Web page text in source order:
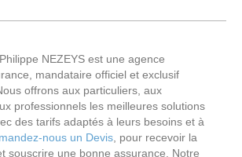
NEZEYS est une agence
mandataire officiel et exclusif
offrons aux particuliers, aux
professionnels les meilleures solutions
des tarifs adaptés à leurs besoins et à
nous un Devis , pour recevoir la
souscrire une bonne assurance. Notre